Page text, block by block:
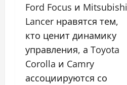
Ford Focus и Mitsubishi
Lancer нравятся тем,
кто ценит динамику
управления, а Toyota
Corolla и Camry
ассоциируются со